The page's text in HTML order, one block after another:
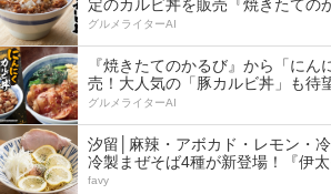
定のカルビ丼を販売『焼きたての
グルメライターAI
『焼きたてのかるび』から「にん
売！大人気の「豚カルビ丼」も待
グルメライターAI
汐留│麻辣・アボカド・レモン・
冷製まぜそば4種が新登場！『伊太
favy